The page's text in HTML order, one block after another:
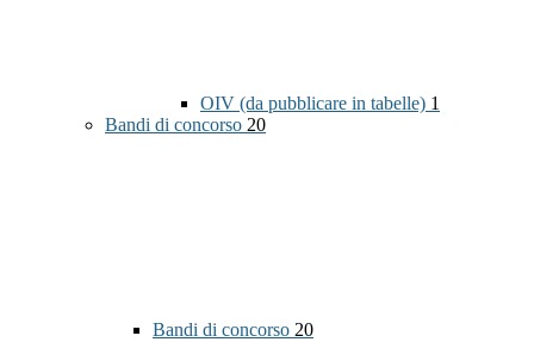
OIV (da pubblicare in tabelle) 1
Bandi di concorso 20
Bandi di concorso 20